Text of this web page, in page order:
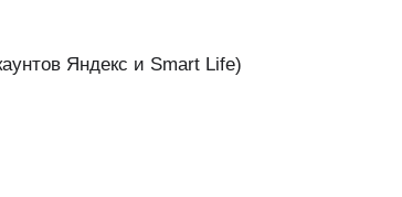
Яндекс и Smart Life)